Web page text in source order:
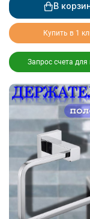
В
Купить в 1
Запрос счета